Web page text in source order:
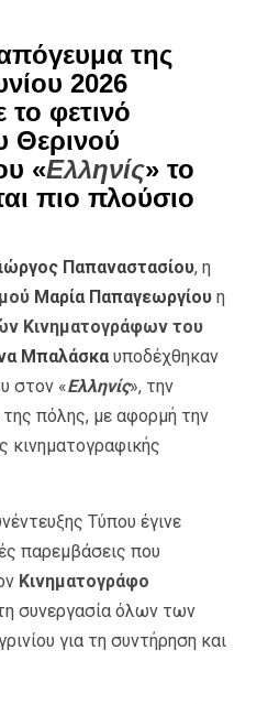
της
2026
φετινό
Θερινού
«Ελληνίς» το
πιο πλούσιο
Παπαναστασίου, η
Μαρία Παπαγεωργίου η
Κινηματογράφων του
Μπαλάσκα υποδέχθηκαν
στον «Ελληνίς», την
της πόλης, με αφορμή την
κινηματογραφικής
Τύπου έγινε
παρεμβάσεις που
Κινηματογράφο
συνεργασία όλων των
για τη συντήρηση και